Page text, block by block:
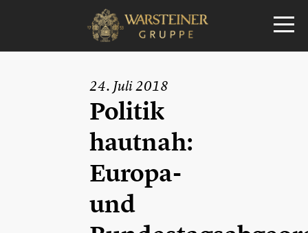
24. Juli 2018
Politik
hautnah:
Europa-
und